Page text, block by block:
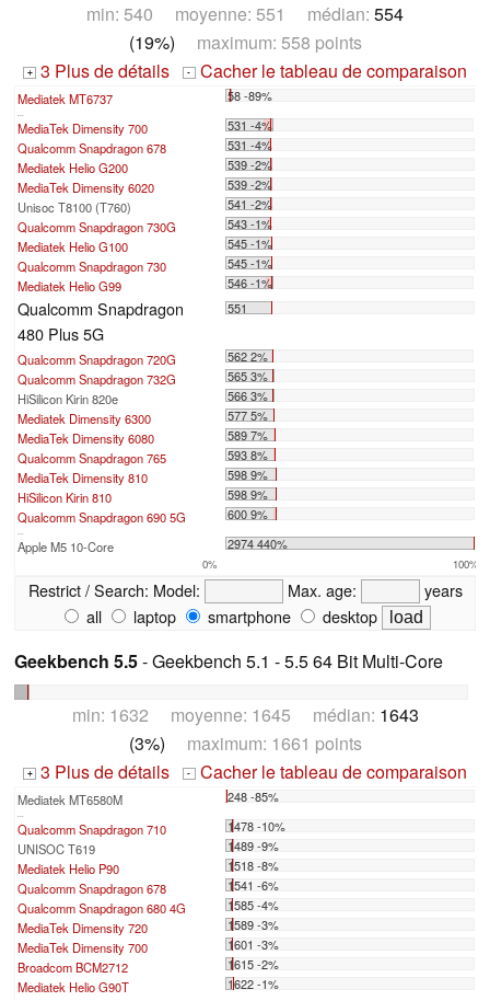
min: 540 moyenne: 551 médian: 554
(19%) maximum: 558 points
+ 3 Plus de détails - Cacher le tableau de comparaison
Mediatek MT6737 58 -89%
...
MediaTek Dimensity 700
531 -4%
Qualcomm Snapdragon 678
531 -4%
Mediatek Helio G200
539 -2%
MediaTek Dimensity 6020
539 -2%
Unisoc T8100 (T760)
541 -2%
Qualcomm Snapdragon 730G
543 -1%
Mediatek Helio G100
545 -1%
Qualcomm Snapdragon 730
545 -1%
Mediatek Helio G99
546 -1%
Qualcomm Snapdragon
480 Plus 5G
551
Qualcomm Snapdragon 720G
562 2%
Qualcomm Snapdragon 732G
565 3%
HiSilicon Kirin 820e
566 3%
Mediatek Dimensity 6300
577 5%
MediaTek Dimensity 6080
589 7%
Qualcomm Snapdragon 765
593 8%
MediaTek Dimensity 810
598 9%
HiSilicon Kirin 810
598 9%
Qualcomm Snapdragon 690 5G
600 9%
...
Apple M5 10-Core 2974 440%
0% 100%
Restrict / Search: Model: Max. age:
years
all
laptop smartphone desktop
Geekbench 5.5- Geekbench 5.1 - 5.5 64 Bit Multi-Core
min: 1632 moyenne: 1645 médian: 1643
(3%) maximum: 1661 points
+ 3 Plus de détails - Cacher le tableau de comparaison
Mediatek MT6580M 248 -85%
...
Qualcomm Snapdragon 710
1478 -10%
UNISOC T619
1489 -9%
Mediatek Helio P90
1518 -8%
Qualcomm Snapdragon 678
1541 -6%
Qualcomm Snapdragon 680 4G
1585 -4%
MediaTek Dimensity 720
1589 -3%
MediaTek Dimensity 700
1601 -3%
Broadcom BCM2712
1615 -2%
Mediatek Helio G90T
1622 -1%